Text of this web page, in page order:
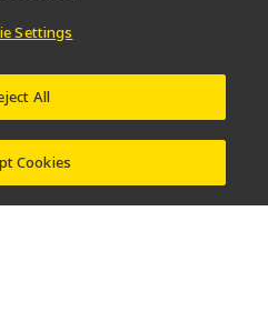
Settings
All
Cookies